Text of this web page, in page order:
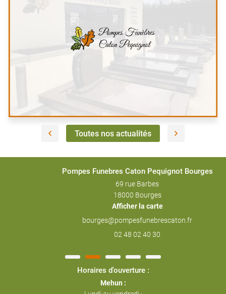
Samedi : 9h/12h
Horaires d'ouverture :
Samedi : 9h/12h - 15h/17h
Vous pouvez retrouver toutes nos photos sur
notre page
notre formulaire de contact ou par téléphone au02 48 57 37
.
Pensez à nous ajouter
pour faciliter nos échanges.
Nous vous souhaitons une agréable visite sur notre site, à
L'équipe de Pompes Funebres Caton Pequignot
Toutes nos actualités
Pompes Funebres Caton Pequignot Bourges
69 rue Barbes
18000 Bourges
Afficher la carte
02 48 02 40 30
Horaires d'ouverture :
Mehun :